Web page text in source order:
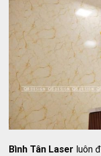
Bình Tân Laser luôn